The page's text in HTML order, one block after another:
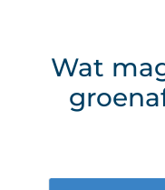
Wat